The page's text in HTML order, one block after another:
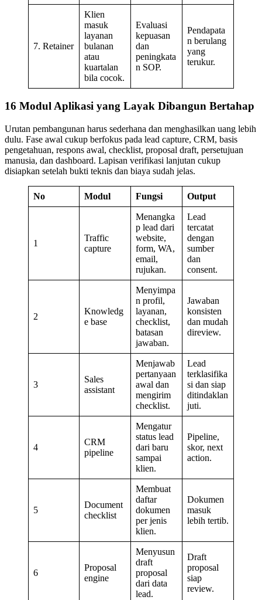
7. Retainer
Klien
masuk
layanan
bulanan
atau
kuartalan
bila cocok.
Evaluasi
kepuasan
dan
peningkata
n SOP.
Pendapata
n berulang
yang
terukur.
16 Modul Aplikasi yang Layak Dibangun Bertahap
Urutan pembangunan harus sederhana dan menghasilkan uang lebih
dulu. Fase awal cukup berfokus pada lead capture, CRM, basis
pengetahuan, respons awal, checklist, proposal draft, persetujuan
manusia, dan dashboard. Lapisan verifikasi lanjutan cukup
disiapkan setelah bukti teknis dan biaya sudah jelas.
No Modul Fungsi Output
1
Traffic
capture
Menangka
p lead dari
website,
form, WA,
email,
rujukan.
Lead
tercatat
dengan
sumber
dan
consent.
2
Knowledg
e base
Menyimpa
n profil,
layanan,
checklist,
batasan
jawaban.
Jawaban
konsisten
dan mudah
direview.
3
Sales
assistant
Menjawab
pertanyaan
awal dan
mengirim
checklist.
Lead
terklasifika
si dan siap
ditindaklan
juti.
4
CRM
pipeline
Mengatur
status lead
dari baru
sampai
klien.
Pipeline,
skor, next
action.
5
Document
checklist
Membuat
daftar
dokumen
per jenis
klien.
Dokumen
masuk
lebih tertib.
6
Proposal
engine
Menyusun
draft
proposal
dari data
lead.
Draft
proposal
siap
review.